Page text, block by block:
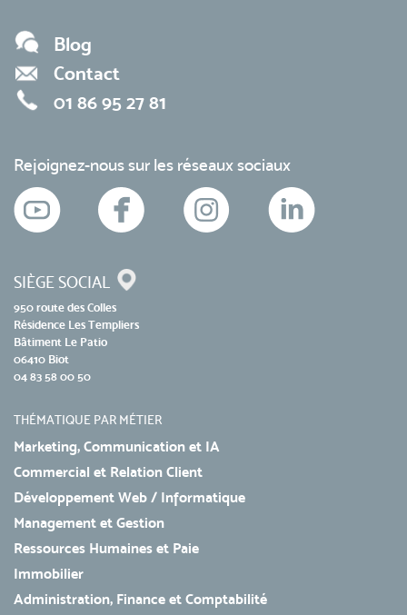
Blog
Contact
01 86 95 27 81
Rejoignez-nous sur les réseaux sociaux
SIÈGE SOCIAL
950 route des Colles
Résidence Les Templiers
Bâtiment Le Patio
06410 Biot
04 83 58 00 50
THÉMATIQUE PAR MÉTIER
Marketing, Communication et IA
Commercial et Relation Client
Développement Web / Informatique
Management et Gestion
Ressources Humaines et Paie
Immobilier
Administration, Finance et Comptabilité